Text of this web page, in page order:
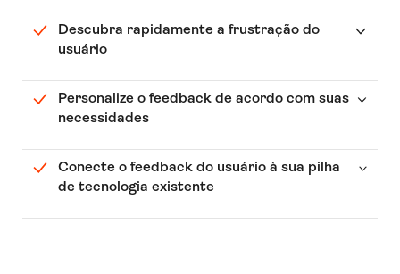
Descubra rapidamente a frustração do
usuário
Personalize o feedback de acordo com suas
necessidades
Conecte o feedback do usuário à sua pilha
de tecnologia existente